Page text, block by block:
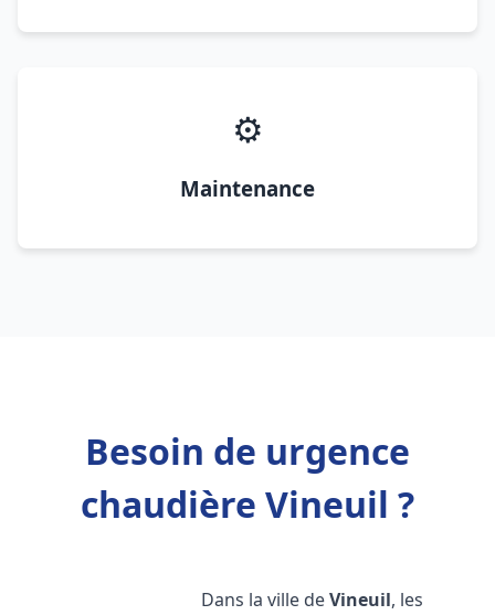
⚙️
Maintenance
Besoin de urgence
chaudière Vineuil ?
Dans la ville deVineuil, les